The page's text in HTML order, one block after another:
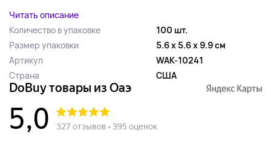
Читать описание
Количество в упаковке
100 шт.
Размер упаковки
5.6 x 5.6 x 9.9 см
Артикул
WAK-10241
Страна
США